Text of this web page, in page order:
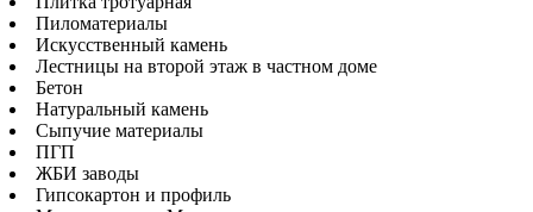
Пиломатериалы
Искусственный камень
Лестницы на второй этаж в частном доме
Бетон
Натуральный камень
Сыпучие материалы
ПГП
ЖБИ заводы
Гипсокартон и профиль